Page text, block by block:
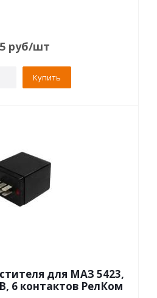
руб/шт
Купить
для МАЗ 5423,
6 контактов РелКом